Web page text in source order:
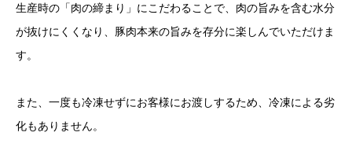
生産時の「肉の締まり」にこだわることで、肉の旨みを含む水分
が抜けにくくなり、豚肉本来の旨みを存分に楽しんでいただけま
す。
また、一度も冷凍せずにお客様にお渡しするため、冷凍による劣
化もありません。